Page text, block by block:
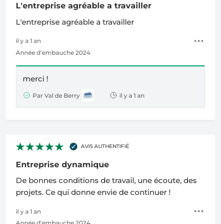
L'entreprise agréable a travailler
L'entreprise agréable a travailler
il y a 1 an
Année d'embauche 2024
merci !
Par Val de Berry il y a 1 an
AVIS AUTHENTIFIÉ
Entreprise dynamique
De bonnes conditions de travail, une écoute, des
projets. Ce qui donne envie de continuer !
il y a 1 an